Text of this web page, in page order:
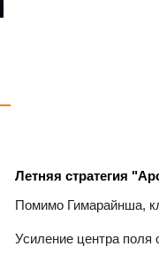
Летняя стратегия
Помимо Гимарайнша,
Усиление центра